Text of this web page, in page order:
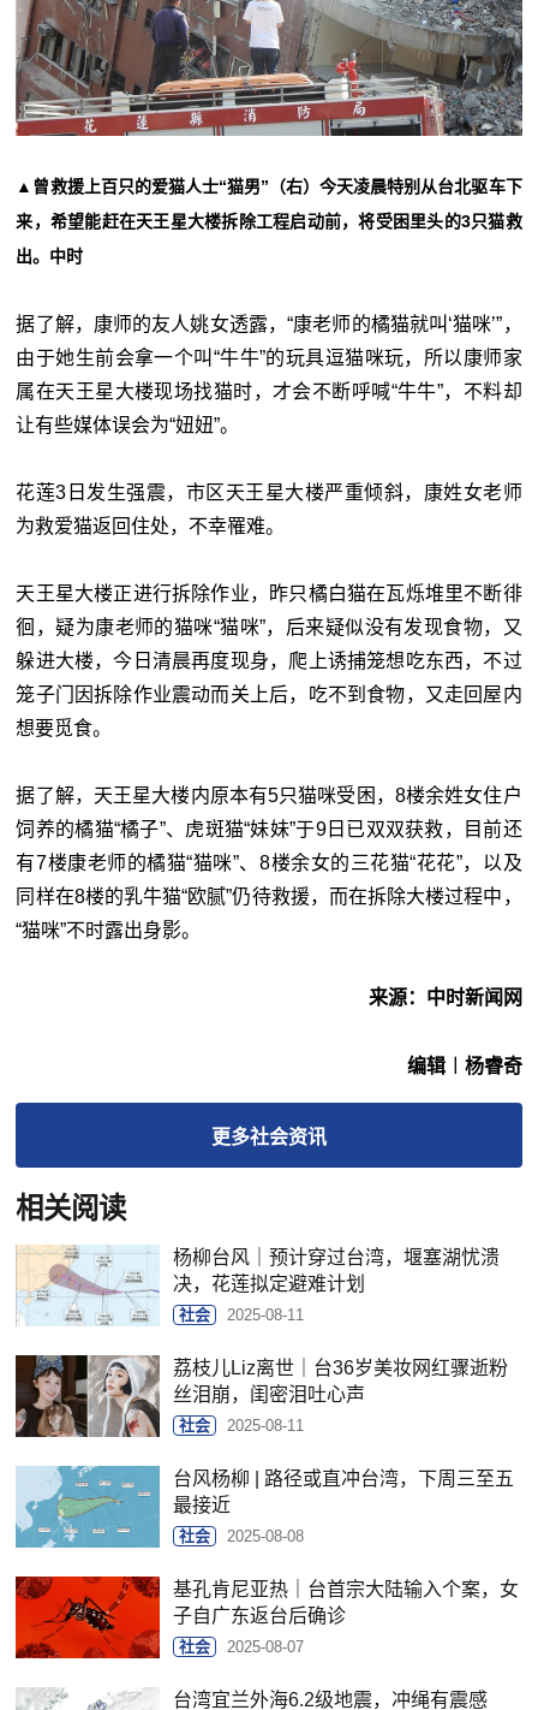
▲曾救援上百只的爱猫人士“猫男”（右）今天凌晨特别从台北驱车下
来，希望能赶在天王星大楼拆除工程启动前，将受困里头的3只猫救
出。中时
据了解，康师的友人姚女透露，“康老师的橘猫就叫‘猫咪’”，
由于她生前会拿一个叫“牛牛”的玩具逗猫咪玩，所以康师家
属在天王星大楼现场找猫时，才会不断呼喊“牛牛”，不料却
让有些媒体误会为“妞妞”。
花莲3日发生强震，市区天王星大楼严重倾斜，康姓女老师
为救爱猫返回住处，不幸罹难。
天王星大楼正进行拆除作业，昨只橘白猫在瓦烁堆里不断徘
徊，疑为康老师的猫咪“猫咪”，后来疑似没有发现食物，又
躲进大楼，今日清晨再度现身，爬上诱捕笼想吃东西，不过
笼子门因拆除作业震动而关上后，吃不到食物，又走回屋内
想要觅食。
据了解，天王星大楼内原本有5只猫咪受困，8楼余姓女住户
饲养的橘猫“橘子”、虎斑猫“妹妹”于9日已双双获救，目前还
有7楼康老师的橘猫“猫咪”、8楼余女的三花猫“花花”，以及
同样在8楼的乳牛猫“欧腻”仍待救援，而在拆除大楼过程中，
“猫咪”不时露出身影。
来源：中时新闻网
编辑︱杨睿奇
更多社会资讯
相关阅读
杨柳台风｜预计穿过台湾，堰塞湖忧溃
决，花莲拟定避难计划
社会 2025-08-11
荔枝儿Liz离世｜台36岁美妆网红骤逝粉
丝泪崩，闺密泪吐心声
社会 2025-08-11
台风杨柳 | 路径或直冲台湾，下周三至五
最接近
社会 2025-08-08
基孔肯尼亚热｜台首宗大陆输入个案，女
子自广东返台后确诊
社会 2025-08-07
台湾宜兰外海6.2级地震，冲绳有震感